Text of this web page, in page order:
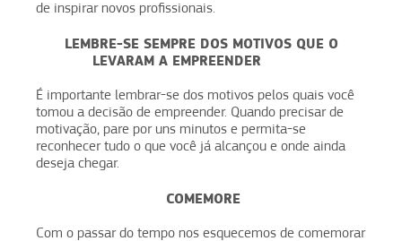
de inspirar novos profissionais.
LEMBRE-SE SEMPRE DOS MOTIVOS QUE O
LEVARAM A EMPREENDER
É importante lembrar-se dos motivos pelos quais você
tomou a decisão de empreender. Quando precisar de
motivação, pare por uns minutos e permita-se
reconhecer tudo o que você já alcançou e onde ainda
deseja chegar.
COMEMORE
Com o passar do tempo nos esquecemos de comemorar